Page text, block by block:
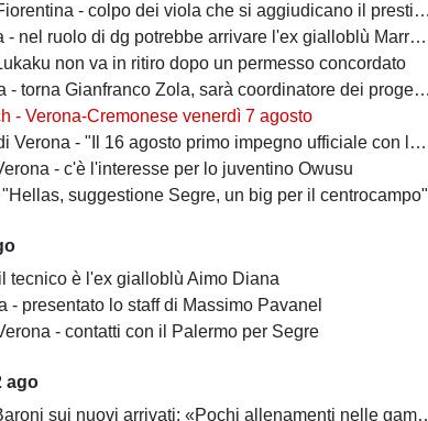
- colpo dei viola che si aggiudicano il prestito dal Real di Mastantuono
nel ruolo di dg potrebbe arrivare l'ex gialloblù Marroccu
non va in ritiro dopo un permesso concordato
Gianfranco Zola, sarà coordinatore dei progetti delle attività giovanili
- Verona-Cremonese venerdì 7 agosto
- "Il 16 agosto primo impegno ufficiale con la Coppa Italia"
- c'è l'interesse per lo juventino Owusu
"Hellas, suggestione Segre, un big per il centrocampo"
tecnico è l'ex gialloblù Aimo Diana
- presentato lo staff di Massimo Pavanel
- contatti con il Palermo per Segre
ago
nuovi arrivati: «Pochi allenamenti nelle gambe, era importante metterli in campo»